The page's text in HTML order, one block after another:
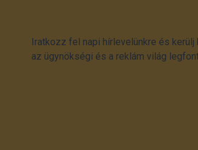
Iratkozz fel napi hírlevelünkre és kerülj
az ügynökségi és a reklám világ